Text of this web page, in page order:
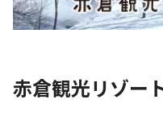
赤倉観光リゾー